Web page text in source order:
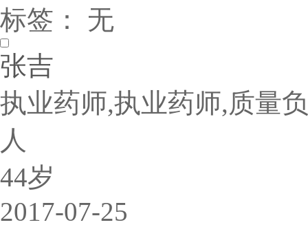
标签： 无
张吉
执业药师,执业药师,质量
人
44岁
2017-07-25